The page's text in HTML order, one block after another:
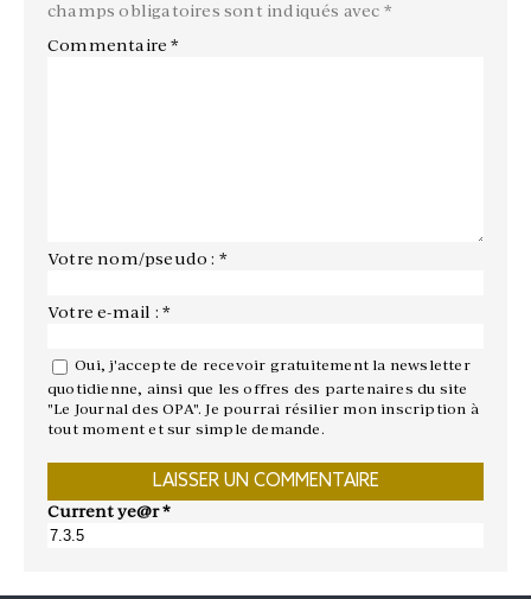
champs obligatoires sont indiqués avec *
Commentaire*
Votre nom/pseudo : *
Votre e-mail : *
Oui, j'accepte de recevoir gratuitement la newsletter
quotidienne, ainsi que les offres des partenaires du site
"Le Journal des OPA". Je pourrai résilier mon inscription à
tout moment et sur simple demande.
Current ye@r*